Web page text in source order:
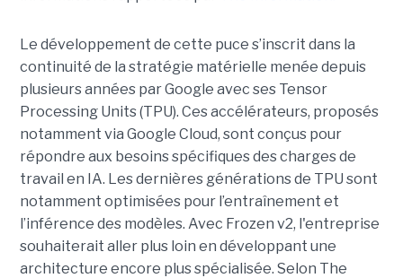
Le développement de cette puce s’inscrit dans la
continuité de la stratégie matérielle menée depuis
plusieurs années par Google avec ses Tensor
Processing Units (TPU). Ces accélérateurs, proposés
notamment via Google Cloud, sont conçus pour
répondre aux besoins spécifiques des charges de
travail en IA. Les dernières générations de TPU sont
notamment optimisées pour l’entraînement et
l’inférence des modèles. Avec Frozen v2, l'entreprise
souhaiterait aller plus loin en développant une
architecture encore plus spécialisée. Selon The